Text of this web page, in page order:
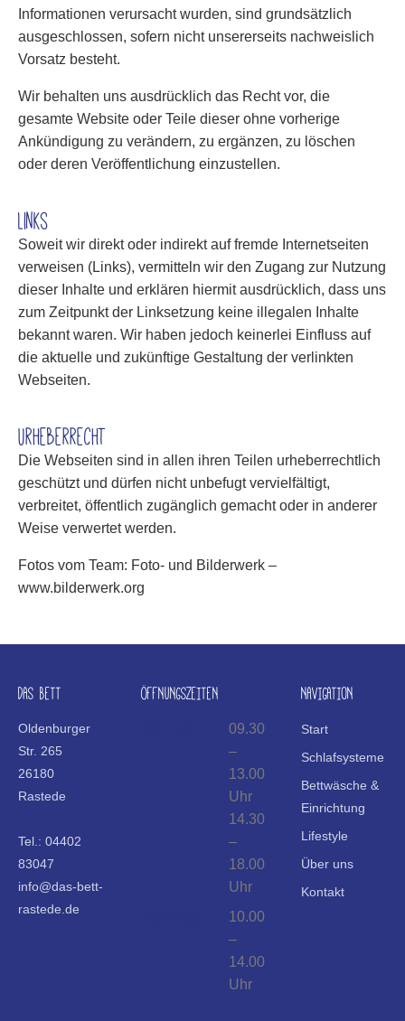
Informationen verursacht wurden, sind grundsätzlich
ausgeschlossen, sofern nicht unsererseits nachweislich
Vorsatz besteht.
Wir behalten uns ausdrücklich das Recht vor, die
gesamte Website oder Teile dieser ohne vorherige
Ankündigung zu verändern, zu ergänzen, zu löschen
oder deren Veröffentlichung einzustellen.
Links
Soweit wir direkt oder indirekt auf fremde Internetseiten
verweisen (Links), vermitteln wir den Zugang zur Nutzung
dieser Inhalte und erklären hiermit ausdrücklich, dass uns
zum Zeitpunkt der Linksetzung keine illegalen Inhalte
bekannt waren. Wir haben jedoch keinerlei Einfluss auf
die aktuelle und zukünftige Gestaltung der verlinkten
Webseiten.
Urheberrecht
Die Webseiten sind in allen ihren Teilen urheberrechtlich
geschützt und dürfen nicht unbefugt vervielfältigt,
verbreitet, öffentlich zugänglich gemacht oder in anderer
Weise verwertet werden.
Fotos vom Team: Foto- und Bilderwerk –
www.bilderwerk.org
DAS BETT
Oldenburger
Str. 265
26180
Rastede
Tel.: 04402
83047
info@das-bett-
rastede.de
ÖFFNUNGSZEITEN
09.30
–
13.00
Uhr
14.30
–
18.00
Uhr
10.00
–
14.00
Uhr
NAVIGATION
Start
Schlafsysteme
Bettwäsche &
Einrichtung
Lifestyle
Über uns
Kontakt